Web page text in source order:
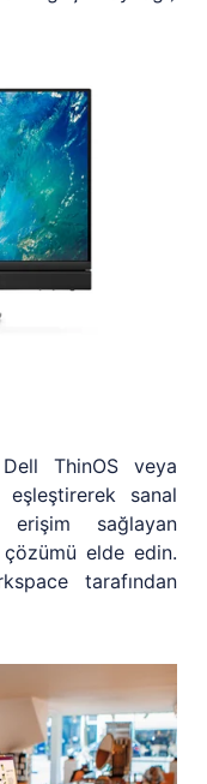
ThinOS veya
sanal
erişim sağlayan
elde edin.
tarafından